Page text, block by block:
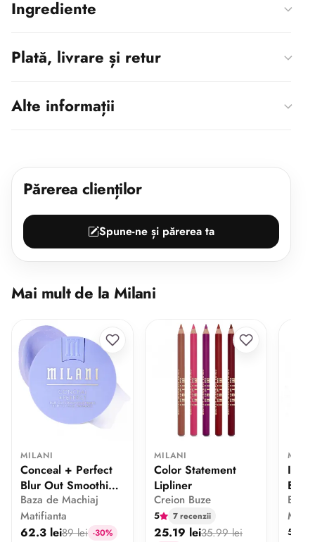
Ingrediente
Plată, livrare și retur
Alte informații
Părerea clienților
Spune-ne și părerea ta
Mai mult de la Milani
MILANI
Conceal + Perfect
Blur Out Smoothing
Primer
Baza de Machiaj
Matifianta
62.3 lei89 lei -30%
MILANI
Color Statement
Lipliner
Creion Buze
5 7 recenzii
25.19 lei35.99 lei
Blur
5